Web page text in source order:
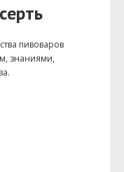
пивоваров
знаниями,